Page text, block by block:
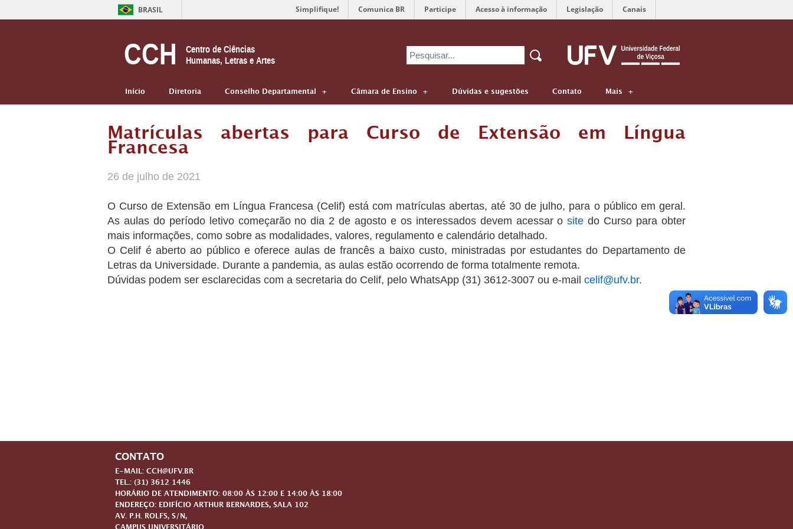
BRASIL Simplifique! Comunica BR Participe Acesso à informação Legislação Canais
CCH
Centro de Ciências
Humanas, Letras e Artes
Search
for:
Início Diretoria Conselho Departamental Câmara de Ensino Dúvidas e sugestões Contato Mais
Matrículas abertas para Curso de Extensão em Língua
Francesa
26 de julho de 2021
O Curso de Extensão em Língua Francesa (Celif) está com matrículas abertas, até 30 de julho, para o público em geral.
As aulas do período letivo começarão no dia 2 de agosto e os interessados devem acessar osite do Curso para obter
mais informações, como sobre as modalidades, valores, regulamento e calendário detalhado.
O Celif é aberto ao público e oferece aulas de francês a baixo custo, ministradas por estudantes do Departamento de
Letras da Universidade. Durante a pandemia, as aulas estão ocorrendo de forma totalmente remota.
Dúvidas podem ser esclarecidas com a secretaria do Celif, pelo WhatsApp (31) 3612-3007 ou e-mail celif@ufv.br.
CONTATO
E-MAIL: CCH@UFV.BR
TEL.: (31) 3612 1446
HORÁRIO DE ATENDIMENTO: 08:00 ÀS 12:00 E 14:00 ÀS 18:00
ENDEREÇO: EDIFÍCIO ARTHUR BERNARDES, SALA 102
AV. P.H. ROLFS, S/N,